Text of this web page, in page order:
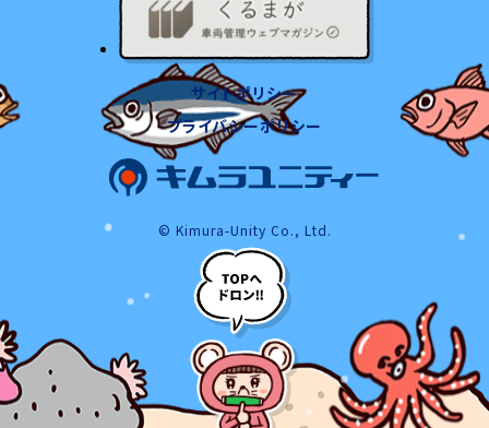
サイトポリシー
プライバシーポリシー
© Kimura-Unity Co., Ltd.